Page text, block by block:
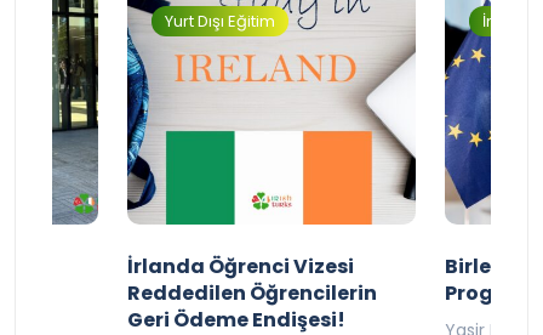
Yurt Dışı Eğitim
İrlanda Öğrenci Vizesi
Reddedilen Öğrencilerin
Geri Ödeme Endişesi!
Birleşik